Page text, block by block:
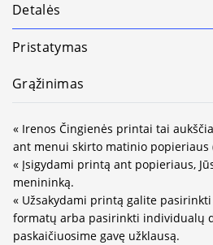
Detalės
Pristatymas
Grąžinimas
« Irenos Čingienės printai tai
ant menui skirto matinio popieriaus
« Įsigydami printą ant popieriaus,
menininką.
« Užsakydami printą galite
formatų arba pasirinkti individualų
paskaičiuosime gavę užklausą.